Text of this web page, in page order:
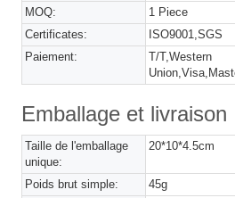
MOQ:
1 Piece
Certificates:
ISO9001,SGS
Paiement:
T/T,Western
Emballage et livraison
Taille de l'emballage
unique:
20*10*4.5cm
Poids brut simple:
45g